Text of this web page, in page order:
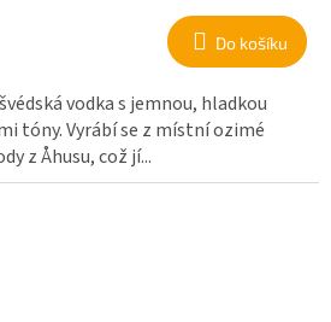
Do košíku
vodka s jemnou, hladkou
tóny. Vyrábí se z místní ozimé
z Åhusu, což jí...